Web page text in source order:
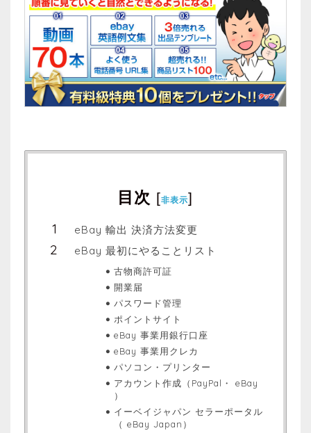
目次 [非表示]
eBay 輸出 決済方法変更
eBay 最初にやることリスト
古物商許可証
開業届
パスワード管理
ポイントサイト
eBay 事業用銀行口座
eBay 事業用クレカ
パソコン・プリンター
アカウント作成（PayPal・ eBay
）
イーベイジャパン セラーポータル
（ eBay Japan）